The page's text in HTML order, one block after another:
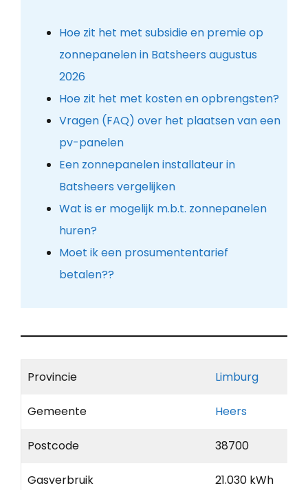
Hoe zit het met subsidie en premie op
zonnepanelen in Batsheers augustus
2026
Hoe zit het met kosten en opbrengsten?
Vragen (FAQ) over het plaatsen van een
pv-panelen
Een zonnepanelen installateur in
Batsheers vergelijken
Wat is er mogelijk m.b.t. zonnepanelen
huren?
Moet ik een prosumententarief
betalen??
Provincie Limburg
Gemeente Heers
Postcode 38700
Gasverbruik 21.030 kWh